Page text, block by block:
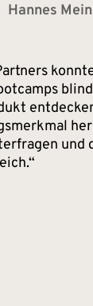
Hannes
und